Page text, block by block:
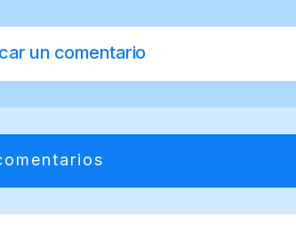
un comentario